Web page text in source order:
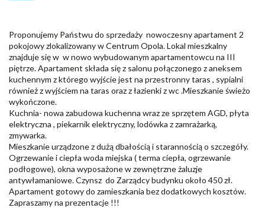
Proponujemy Państwu do sprzedaży nowoczesny apartament 2
pokojowy zlokalizowany w Centrum Opola. Lokal mieszkalny
znajduje się w w nowo wybudowanym apartamentowcu na III
piętrze. Apartament składa się z salonu połączonego z aneksem
kuchennym z którego wyjście jest na przestronny taras , sypialni
również z wyjściem na taras oraz z łazienki z wc .Mieszkanie świeżo
wykończone.
Kuchnia- nowa zabudowa kuchenna wraz ze sprzętem AGD, płyta
elektryczna , piekarnik elektryczny, lodówka z zamrażarką,
zmywarka.
Mieszkanie urządzone z dużą dbałością i starannością o szczegóły.
Ogrzewanie i ciepła woda miejska ( terma ciepła, ogrzewanie
podłogowe), okna wyposażone w zewnętrzne żaluzje
antywłamaniowe. Czynsz do Zarządcy budynku około 450 zł.
Apartament gotowy do zamieszkania bez dodatkowych kosztów.
Zapraszamy na prezentacje !!!